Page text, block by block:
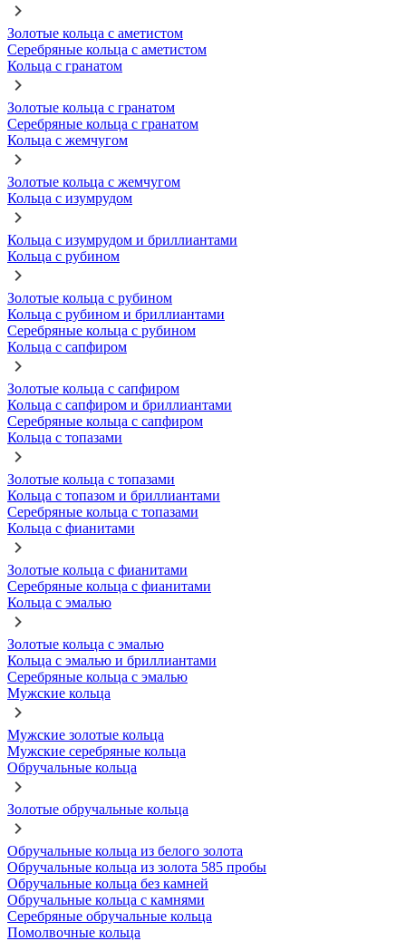
Золотые кольца с аметистом
Серебряные кольца с аметистом
Кольца с гранатом
Золотые кольца с гранатом
Серебряные кольца с гранатом
Кольца с жемчугом
Золотые кольца с жемчугом
Кольца с изумрудом
Кольца с изумрудом и бриллиантами
Кольца с рубином
Золотые кольца с рубином
Кольца с рубином и бриллиантами
Серебряные кольца с рубином
Кольца с сапфиром
Золотые кольца с сапфиром
Кольца с сапфиром и бриллиантами
Серебряные кольца с сапфиром
Кольца с топазами
Золотые кольца с топазами
Кольца с топазом и бриллиантами
Серебряные кольца с топазами
Кольца с фианитами
Золотые кольца с фианитами
Серебряные кольца с фианитами
Кольца с эмалью
Золотые кольца с эмалью
Кольца с эмалью и бриллиантами
Серебряные кольца с эмалью
Мужские кольца
Мужские золотые кольца
Мужские серебряные кольца
Обручальные кольца
Золотые обручальные кольца
Обручальные кольца из белого золота
Обручальные кольца из золота 585 пробы
Обручальные кольца без камней
Обручальные кольца с камнями
Серебряные обручальные кольца
Помолвочные кольца